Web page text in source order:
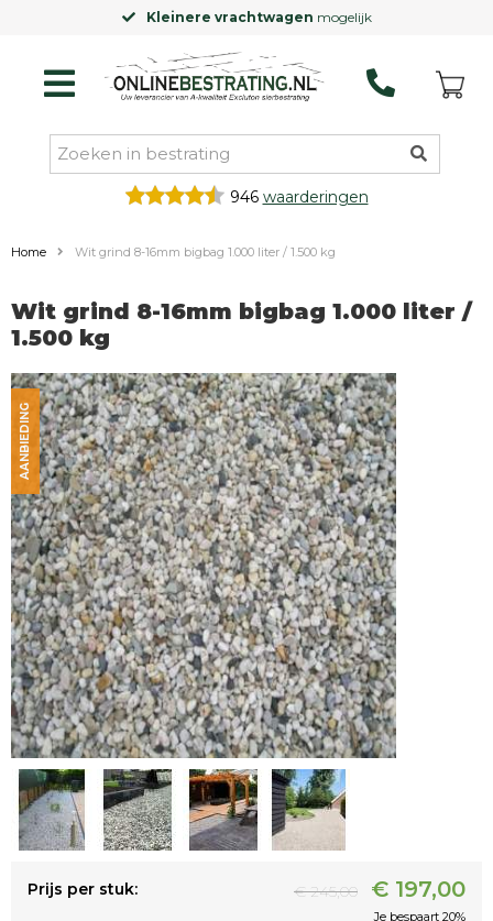
Kleinere vrachtwagen mogelijk
946 waarderingen
Home Wit grind 8-16mm bigbag 1.000 liter / 1.500 kg
Wit grind 8-16mm bigbag 1.000 liter /
1.500 kg
AANBIEDING
Prijs per stuk: € 245,00 € 197,00
Je bespaart 20%